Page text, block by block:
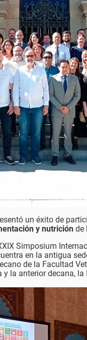
un éxito de
y nutrición de
Simposium
en la antigua
de la Facultad
la anterior decana,